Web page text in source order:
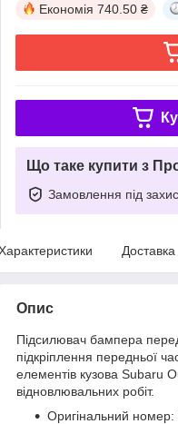
Економія 740.50 ₴
Що таке купити з
Замовлення під
Доставка
Опис
Підсилювач бампера
підкріплення передньої
елементів кузова Subaru
відновлювальних робіт.
Оригінальний